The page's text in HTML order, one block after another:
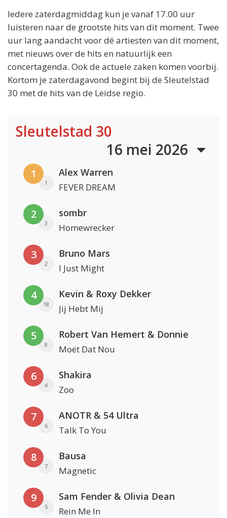
Iedere zaterdagmiddag kun je vanaf 17.00 uur
luisteren naar de grootste hits van dit moment. Twee
uur lang aandacht voor dé artiesten van dit moment,
met nieuws over de hits en natuurlijk een
concertagenda. Ook de actuele zaken komen voorbij.
Kortom je zaterdagavond begint bij de Sleutelstad
30 met de hits van de Leidse regio.
Sleutelstad 30
16 mei 2026
1
1
Alex Warren
FEVER DREAM
2
3
sombr
Homewrecker
3
2
Bruno Mars
I Just Might
4
18
Kevin & Roxy Dekker
Jij Hebt Mij
5
8
Robert Van Hemert & Donnie
Moët Dat Nou
6
4
Shakira
Zoo
7
6
ANOTR & 54 Ultra
Talk To You
8
7
Bausa
Magnetic
9
5
Sam Fender & Olivia Dean
Rein Me In